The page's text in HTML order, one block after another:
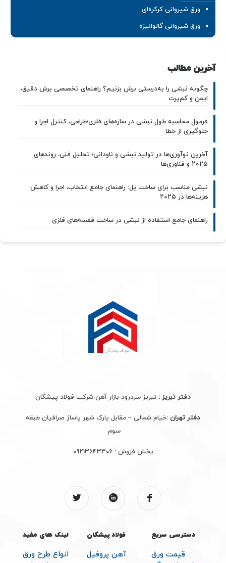
ورق شیروانی کرکره‌ای
ورق شیروانی گالوانیزه
آخرین مطالب
چگونه نبشی را به‌درستی برش بزنیم؟ راهنمای تخصصی برش دقیق،
ایمن و کم‌پرت
فرمول محاسبه طول نبشی در سازه‌های فلزی؛طراحی، کنترل اجرا و
جلوگیری از خطا
آخرین نوآوری‌ها در تولید نبشی و ناودانی؛ تحلیل فنی، روندهای
۲۰۲۵ و فناوری‌ها
نبشی مناسب برای ساخت پل: راهنمای جامع انتخاب، اجرا و کاهش
هزینه‌ها در ۲۰۲۵
راهنمای جامع استفاده از نبشی در ساخت قفسه‌های فلزی
دفتر تبریز : تبریز سردرود بازار آهن شرکت فولاد پیشگان
دفتر تهران :خیام شمالی – مقابل پارک شهر پاساژ صرافیان طبقه
سوم
بخش فروش :09213643306
دسترسی سریع
قیمت ورق
فولاد پیشگان
آهن پروفیل
لینک های مفید
انواع طرح ورق